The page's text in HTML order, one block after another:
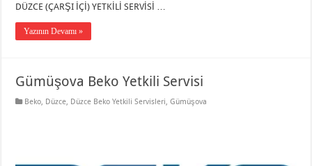
DÜZCE (ÇARŞI İÇİ) YETKİLİ SERVİSİ …
Yazının Devamı »
Gümüşova Beko Yetkili Servisi
Beko Düzce Düzce Beko Yetkili Servisleri ,Gümüşova